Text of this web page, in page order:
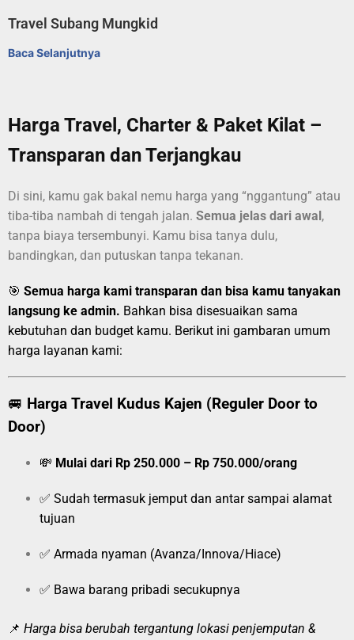
Travel Subang Mungkid
Baca Selanjutnya
Harga Travel, Charter & Paket Kilat –
Transparan dan Terjangkau
Di sini, kamu gak bakal nemu harga yang “nggantung” atau
tiba-tiba nambah di tengah jalan. Semua jelas dari awal,
tanpa biaya tersembunyi. Kamu bisa tanya dulu,
bandingkan, dan putuskan tanpa tekanan.
🎯 Semua harga kami transparan dan bisa kamu tanyakan
langsung ke admin. Bahkan bisa disesuaikan sama
kebutuhan dan budget kamu. Berikut ini gambaran umum
harga layanan kami:
🚐 Harga Travel Kudus Kajen (Reguler Door to
Door)
💸 Mulai dari Rp 250.000 – Rp 750.000/orang
✅ Sudah termasuk jemput dan antar sampai alamat
tujuan
✅ Armada nyaman (Avanza/Innova/Hiace)
✅ Bawa barang pribadi secukupnya
📌 Harga bisa berubah tergantung lokasi penjemputan &